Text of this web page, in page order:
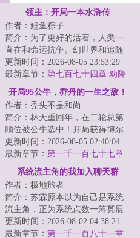
领主：开局一本水浒传
作者：鲤鱼粽子
简介：为了更好的活着，人类一
直在和命运抗争。幻世界和追随
者的出现，人类进入了领主时
代。领主也就是职...
更新时间：2026-08-05 23:53:29
最新章节： 第七百七十四章 劝降
开局95公牛，乔丹的一生之敌！
作者：秃头不是和尚
简介：林天重回年，在二轮总第
顺位被公牛选中！开局获得博尔
特、汤姆·布拉迪、梅威瑟三人天
赋技术！于是...
更新时间：2026-08-05 02:40:04
最新章节： 第一千一百七十七章
球迷没变，但球队风格变了！
系统流主角的我加入聊天群
作者：极地旅者
简介：苏霖原本以为自己是系统
流主角，正为系统点数一筹莫展
之际。一声提示告知他加入了聊
天群。“苏霖、...
更新时间：2026-08-02 04:38:21
最新章节： 第一千一百八十一章